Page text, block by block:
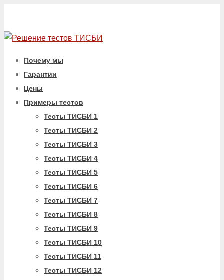
Почему мы
Гарантии
Цены
Примеры тестов
Тесты ТИСБИ 1
Тесты ТИСБИ 2
Тесты ТИСБИ 3
Тесты ТИСБИ 4
Тесты ТИСБИ 5
Тесты ТИСБИ 6
Тесты ТИСБИ 7
Тесты ТИСБИ 8
Тесты ТИСБИ 9
Тесты ТИСБИ 10
Тесты ТИСБИ 11
Тесты ТИСБИ 12